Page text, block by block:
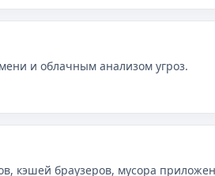
и облачным анализом угроз.
кэшей браузеров, мусора